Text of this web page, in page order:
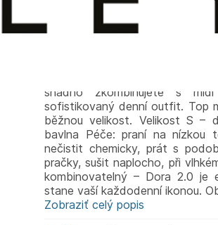
Dora 2.0 – ikonický top
a lehký luxus. Ideální volba pro
2.0 přináší vylepšený střih a
nadčasový charakter. Je
mimořádně příjemný na
Uvolněná silueta zajišťuje
snadno zkombinujete s
sofistikovaný denní outfit. Top
běžnou velikost. Velikost S –
bavlna Péče: praní na nízkou
nečistit chemicky, prát s
pračky, sušit naplocho, při
kombinovatelný – Dora 2.0 je
stane vaší každodenní ikonou.
Zobraziť celý popis